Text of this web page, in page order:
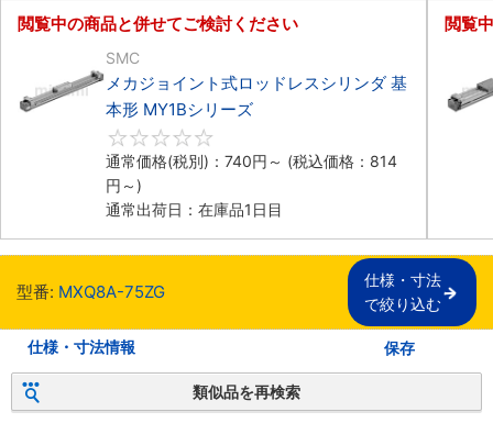
閲覧中の商品と併せてご検討ください
SMC
メカジョイント式ロッドレスシリンダ 基
本形 MY1Bシリーズ
通常価格(税別)： 740円 ～ (税込価格： 814
円 ～)
通常出荷日：在庫品1日目
閲覧
型番: MXQ8A-75ZG
仕様・寸法
で絞り込む
仕様・寸法情報 保存
類似品を再検索